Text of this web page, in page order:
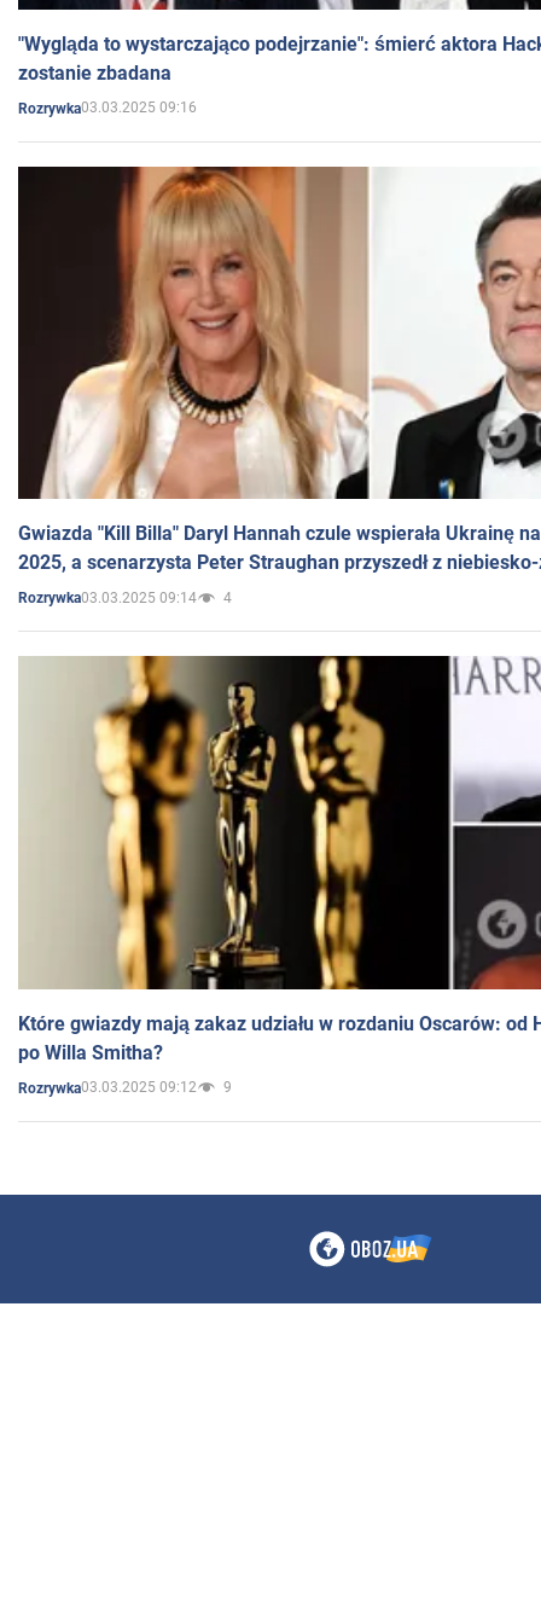
"Wygląda to wystarczająco podejrzanie": śmierć aktora
zostanie zbadana
Rozrywka03.03.2025 09:16
Gwiazda "Kill Billa" Daryl Hannah czule wspierała Ukrainę
2025, a scenarzysta Peter Straughan przyszedł z
Rozrywka03.03.2025 09:14 4
Które gwiazdy mają zakaz udziału w rozdaniu Oscarów: od
po Willa Smitha?
Rozrywka03.03.2025 09:12 9